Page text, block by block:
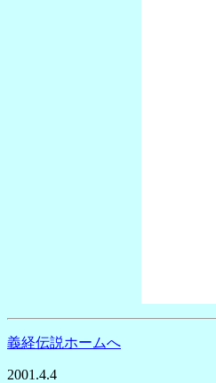
義経伝説ホームへ
2001.4.4